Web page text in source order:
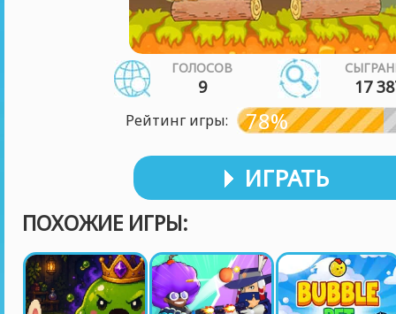
ГОЛОСОВ
9 17
Рейтинг игры: 78%
ИГРАТЬ
ПОХОЖИЕ ИГРЫ: